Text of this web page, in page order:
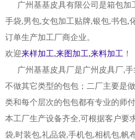
广州基基皮具有限公司是箱包加
手袋,男包,女包加工贴牌,银包,书包,
订单生产加工厂商企业。
欢迎来样加工,来图加工,来料加工 ！
广州基基皮具厂是广州皮具厂,手
不做其它类型的包包；二厂主要是
类和每个层次的包包都有专业的师付
本工厂生产设备齐全,可根据客户要
袋,时装包,礼品袋,手机包,相机包,帆